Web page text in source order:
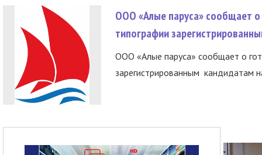
ООО «Алые паруса» сообщает о
типографии
ООО «Алые паруса» сообщает о
зарегистрированным кандидатам